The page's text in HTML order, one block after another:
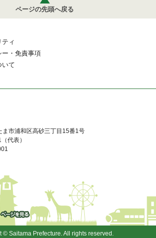
ページの先頭へ戻る
ィ
ー・免責事項
いて
市浦和区高砂三丁目15番1号
代表）
まっ
© Saitama Prefecture. All rights reserved.